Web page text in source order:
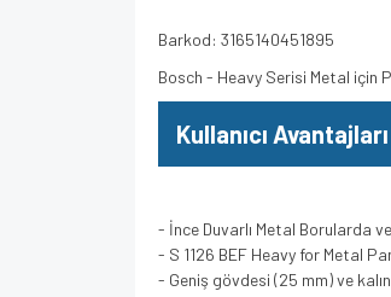
Barkod: 3165140451895
Bosch - Heavy Serisi Metal için
Kullanıcı Avantajları
- İnce Duvarlı Metal Borularda
- S 1126 BEF Heavy for Metal
- Geniş gövdesi (25 mm) ve